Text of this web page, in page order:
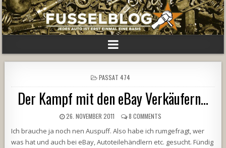
POSTED
IN
PASSAT 474
Der Kampf mit den eBay Verkäufern…
26. NOVEMBER 2011 8 COMMENTS
Ich brauche ja noch nen Auspuff. Also habe ich rumgefragt, wer
was hat und auch bei eBay, Autoteilehändlern etc. gesucht. Fündig